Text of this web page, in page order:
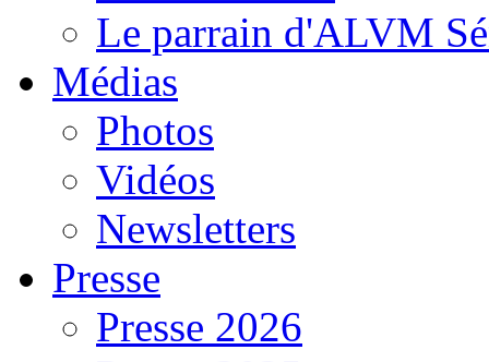
Le parrain d'ALVM
Médias
Photos
Vidéos
Newsletters
Presse
Presse 2026